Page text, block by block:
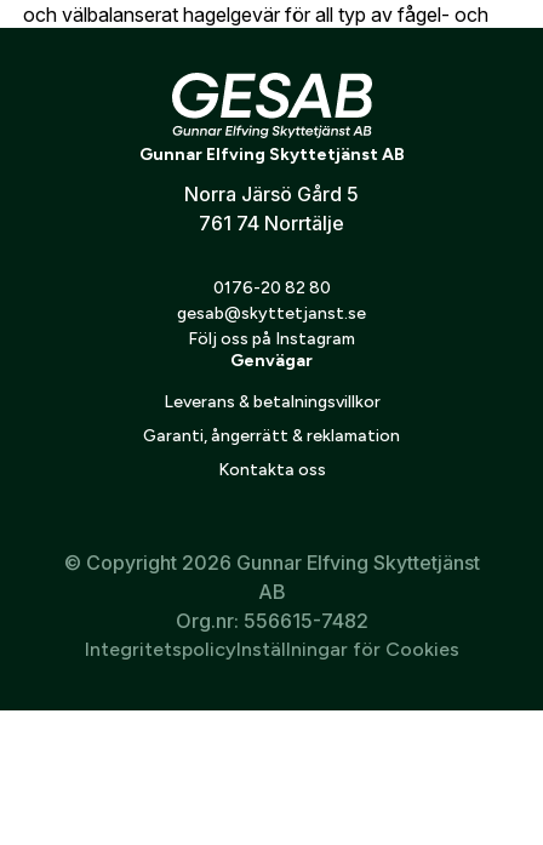
och välbalanserat hagelgevär för all typ av fågel- och
Information om produktbild
Bössan på bilden saknar justerbar kolvkam och är även
av en annan kolvgrade.
Kontakta oss gärna om ni önskar fler bilder eller
personuppgiftspolicy.
Gunnar Elfving Skyttetjänst AB
Norra Järsö Gård 5
761 74 Norrtälje
0176-20 82 80
gesab@skyttetjanst.se
Följ oss på Instagram
Genvägar
Leverans & betalningsvillkor
Garanti, ångerrätt & reklamation
Kontakta oss
© Copyright 2026 Gunnar Elfving Skyttetjänst
AB
Org.nr: 556615-7482
IntegritetspolicyInställningar för Cookies